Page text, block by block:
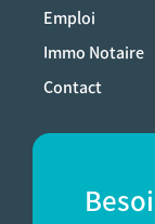
Emploi
Immo Notaire
Contact